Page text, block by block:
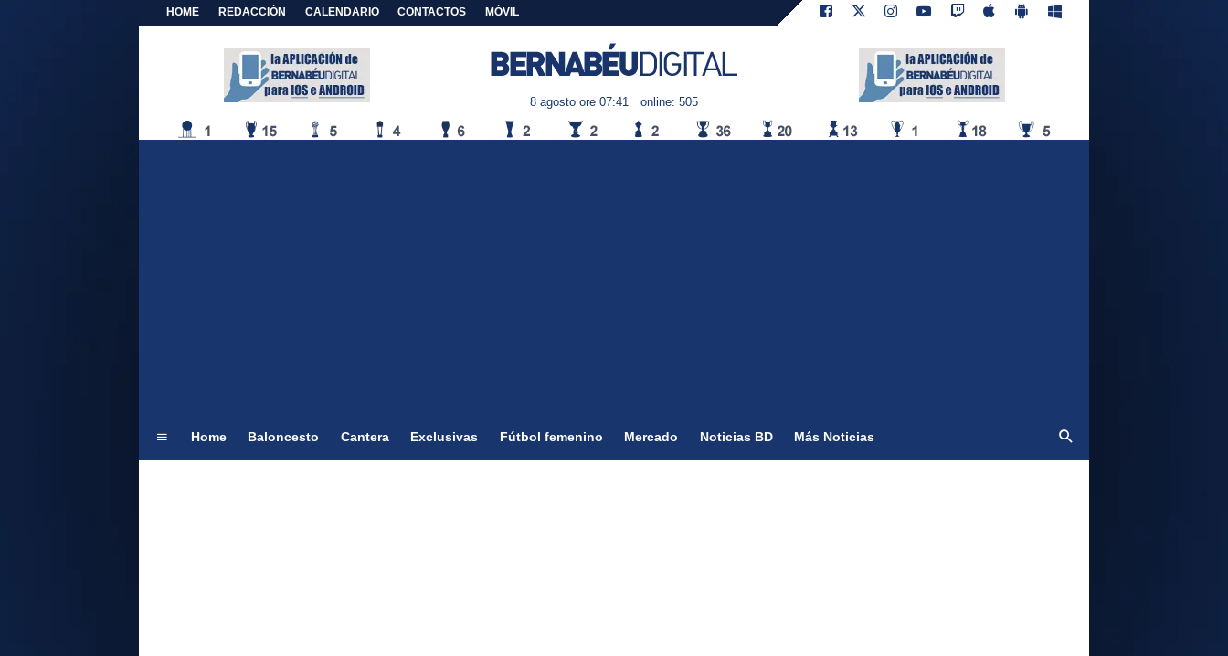
HOME REDACCIÓN CALENDARIO CONTACTOS MÓVIL
8 agosto ore 07:41 online: 505
Home Baloncesto Cantera Exclusivas Fútbol femenino Mercado Noticias BD Más Noticias